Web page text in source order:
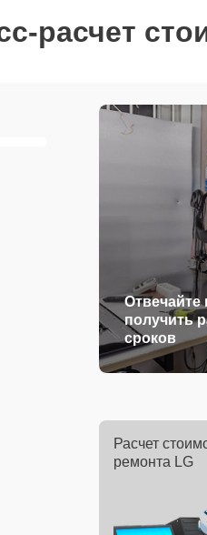
расчет
получить
сроков
Расчет
ремонта LG